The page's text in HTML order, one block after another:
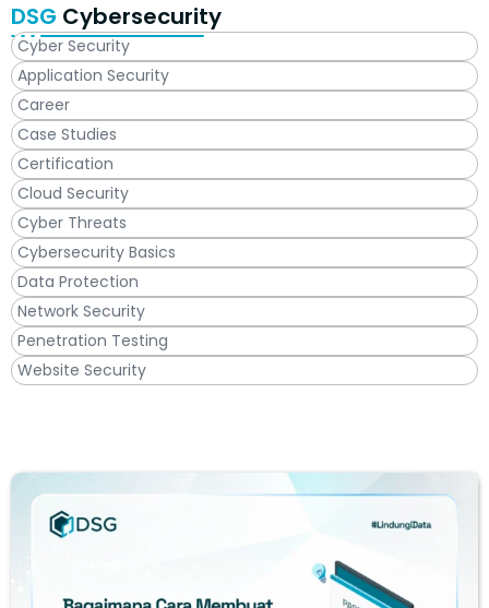
DSG Cybersecurity
Cyber Security
Application Security
Career
Case Studies
Certification
Cloud Security
Cyber Threats
Cybersecurity Basics
Data Protection
Network Security
Penetration Testing
Website Security